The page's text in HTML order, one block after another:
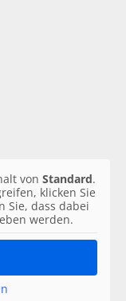
von Standard.
klicken Sie
Sie, dass dabei
werden.